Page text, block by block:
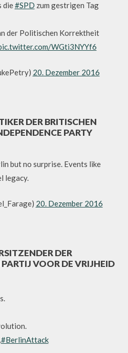
die#SPD zum gestrigen Tag
der Politischen Korrektheit
WGti3NYYf6
20. Dezember 2016
DER BRITISCHEN
PARTY
but no surprise. Events like
legacy.
20. Dezember 2016
DER
VOOR DE VRIJHEID
#BerlinAttack